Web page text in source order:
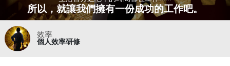
所以，就讓我們擁有一份成功的工作吧。
效率
個人效率研修